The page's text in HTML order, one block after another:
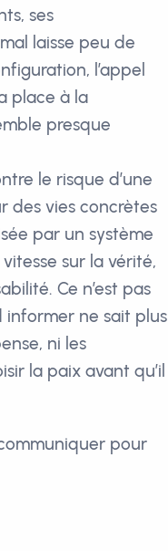
ses
laisse peu de
l’appel
place à la
presque
le risque d’une
des vies concrètes
par un système
sur la vérité,
Ce n’est pas
informer ne sait plus
ni les
la paix avant qu’il
pour